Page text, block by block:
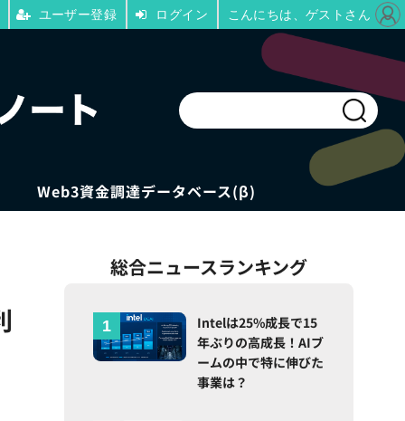
Web3資金調達データベース(β)
総合ニュースランキング
Intelは25%成長で15
年ぶりの高成長！AIブ
ームの中で特に伸びた
事業は？
ユーザー登録 ログイン こんにちは、ゲストさん